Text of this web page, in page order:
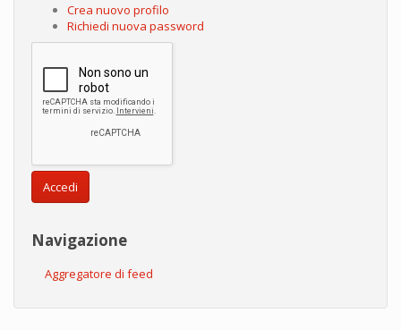
Crea nuovo profilo
Richiedi nuova password
Accedi
Navigazione
Aggregatore di feed